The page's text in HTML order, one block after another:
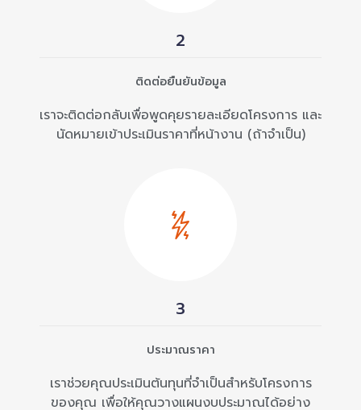
2
ติดต่อยืนยันข้อมูล
เราจะติดต่อกลับเพื่อพูดคุยรายละเอียดโครงการ และ
นัดหมายเข้าประเมินราคาที่หน้างาน (ถ้าจำเป็น)
3
ประมาณราคา
เราช่วยคุณประเมินต้นทุนที่จำเป็นสำหรับโครงการ
ของคุณ เพื่อให้คุณวางแผนงบประมาณได้อย่าง